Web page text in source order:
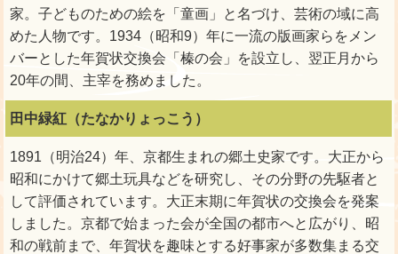
家。子どものための絵を「童画」と名づけ、芸術の域に高
めた人物です。1934（昭和9）年に一流の版画家らをメン
バーとした年賀状交換会「榛の会」を設立し、翌正月から
20年の間、主宰を務めました。
田中緑紅（たなかりょっこう）
1891（明治24）年、京都生まれの郷土史家です。大正から
昭和にかけて郷土玩具などを研究し、その分野の先駆者と
して評価されています。大正末期に年賀状の交換会を発案
しました。京都で始まった会が全国の都市へと広がり、昭
和の戦前まで、年賀状を趣味とする好事家が多数集まる交